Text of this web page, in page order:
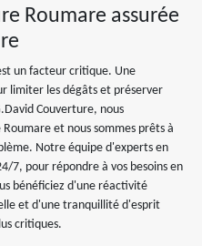
Roumare assurée
un facteur critique. Une
limiter les dégâts et préserver
Couverture, nous
et nous sommes prêts à
Notre équipe d'experts en
7, pour répondre à vos besoins en
bénéficiez d'une réactivité
et d'une tranquillité d'esprit
critiques.